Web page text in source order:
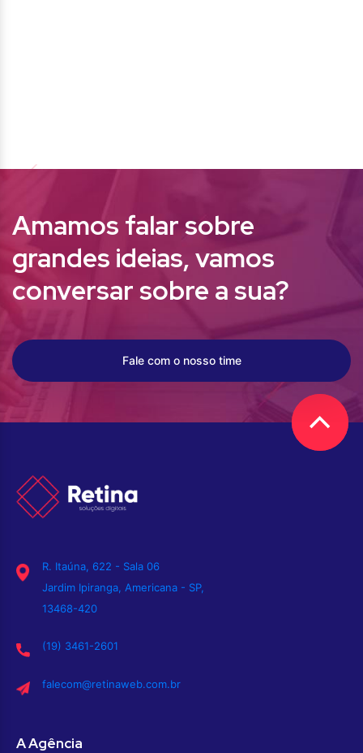
Amamos falar sobre
grandes ideias,vamos
conversar sobre a sua?
Fale com o nosso time
R. Itaúna, 622 - Sala 06
Jardim Ipiranga, Americana - SP,
13468-420
(19) 3461-2601
falecom@retinaweb.com.br
A Agência